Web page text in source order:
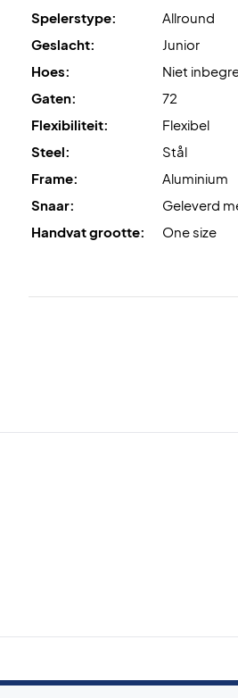
Spelerstype:
Allround
Geslacht:
Junior
Hoes:
Niet
Gaten:
72
Flexibiliteit:
Flexibel
Steel:
Stål
Frame:
Aluminium
Snaar:
Geleverd
Handvat grootte:
One size